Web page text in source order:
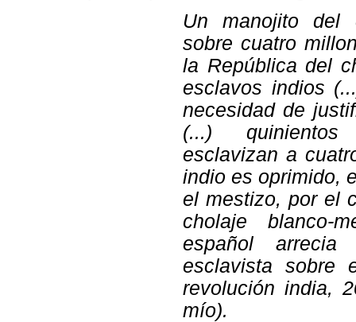
Un manojito del
sobre cuatro
la República del
esclavos indios
necesidad de
(...) quinientos
esclavizan a
indio es oprimido,
el mestizo, por el
cholaje blanco-
español
esclavista sobre
revolución india,
mío).